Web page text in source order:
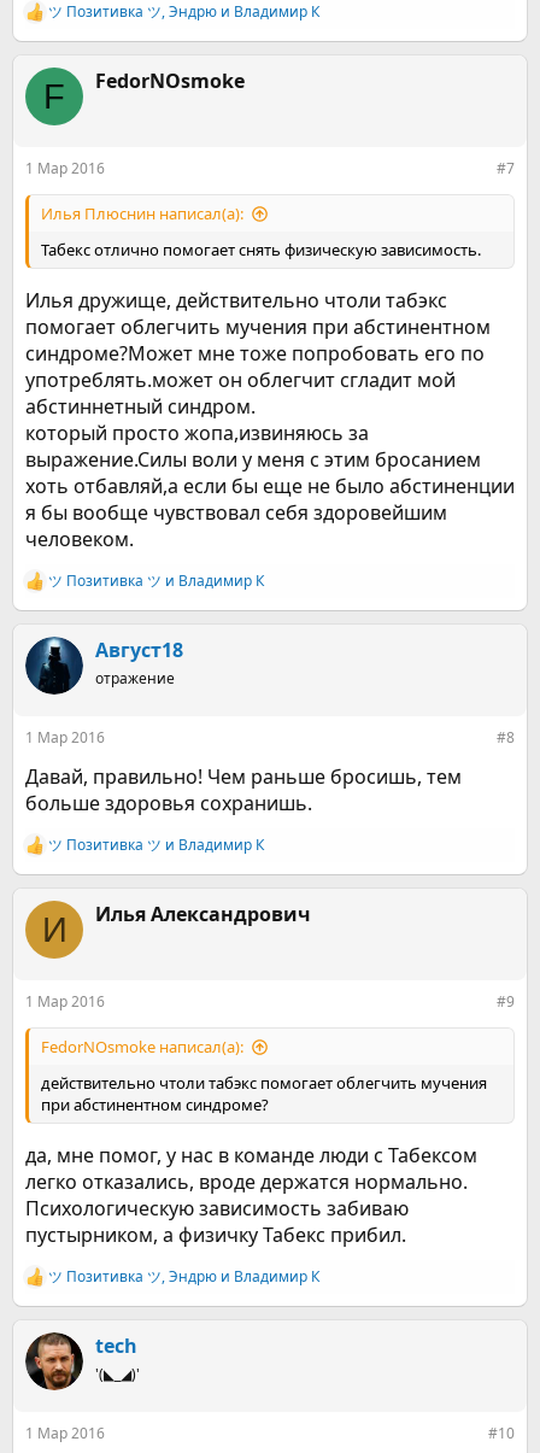
Р
е
к
ц
и
ツ Позитивка ツ,Эндрю и Владимир К
F FedorNOsmoke
1 Мар 2016 #7
Илья Плюснин написал(а):
Табекс отлично помогает снять физическую зависимость.
Илья дружище, действительно чтоли табэкс
помогает облегчить мучения при абстинентном
синдроме?Может мне тоже попробовать его по
употреблять.может он облегчит сгладит мой
абстиннетный синдром.
который просто жопа,извиняюсь за
выражение.Силы воли у меня с этим бросанием
хоть отбавляй,а если бы еще не было абстиненции
я бы вообще чувствовал себя здоровейшим
человеком.
Р
е
к
ц
и
ツ Позитивка ツ и Владимир К
Август18
отражение
1 Мар 2016 #8
Давай, правильно! Чем раньше бросишь, тем
больше здоровья сохранишь.
Р
е
к
ц
и
ツ Позитивка ツ и Владимир К
И Илья Александрович
1 Мар 2016 #9
FedorNOsmoke написал(а):
действительно чтоли табэкс помогает облегчить мучения
при абстинентном синдроме?
да, мне помог, у нас в команде люди с Табексом
легко отказались, вроде держатся нормально.
Психологическую зависимость забиваю
пустырником, а физичку Табекс прибил.
Р
е
к
ц
и
ツ Позитивка ツ,Эндрю и Владимир К
tech
'(◣_◢)'
1 Мар 2016 #10